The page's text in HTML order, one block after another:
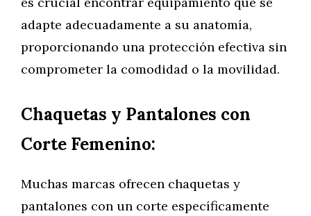
adapte adecuadamente a su anatomía,
proporcionando una protección efectiva sin
comprometer la comodidad o la movilidad.
Chaquetas y Pantalones con
Corte Femenino:
Muchas marcas ofrecen chaquetas y
pantalones con un corte específicamente